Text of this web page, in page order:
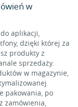
w
aplikacji,
dzięki której za
produkty z
sprzedaży.
w magazynie,
pakowania, po
zamówienia,